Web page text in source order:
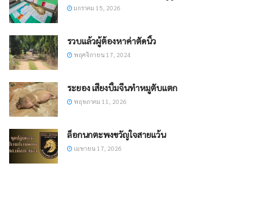
มกราคม 15, 2026
รวบแล้วผู้ต้องหาค่าตัดนิ้ว
พฤศจิกายน 17, 2024
ระยอง เสียงบึ้มจีนทำหมูตับแตก
พฤษภาคม 11, 2026
ล็อกนกตะพงขวัญใจสายแว้น
เมษายน 17, 2026